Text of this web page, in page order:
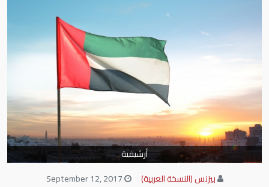
أرشيفية
بيزنس (النسخة العربية)